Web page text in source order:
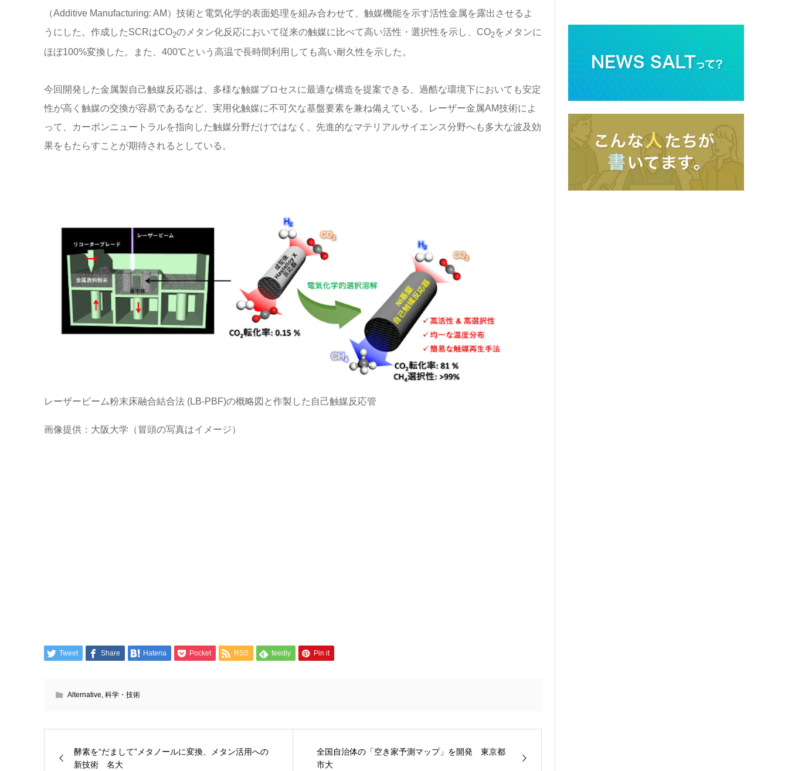
（Additive Manufacturing: AM）技術と電気化学的表面処理を組み合わせて、触媒機能を示す活性金属を露出させるよ
うにした。作成したSCRはCO2のメタン化反応において従来の触媒に比べて高い活性・選択性を示し、CO2をメタンに
ほぼ100%変換した。また、400℃という高温で長時間利用しても高い耐久性を示した。
今回開発した金属製自己触媒反応器は、多様な触媒プロセスに最適な構造を提案できる、過酷な環境下においても安定
性が高く触媒の交換が容易であるなど、実用化触媒に不可欠な基盤要素を兼ね備えている。レーザー金属AM技術によ
って、カーボンニュートラルを指向した触媒分野だけではなく、先進的なマテリアルサイエンス分野へも多大な波及効
果をもたらすことが期待されるとしている。
レーザービーム粉末床融合結合法 (LB-PBF)の概略図と作製した自己触媒反応管
画像提供：大阪大学（冒頭の写真はイメージ）
Tweet Share Hatena Pocket RSS feedly Pin it
Alternative, 科学・技術
酵素を“だまして”メタノールに変換、メタン活用への
新技術 名大
全国自治体の「空き家予測マップ」を開発 東京都
市大